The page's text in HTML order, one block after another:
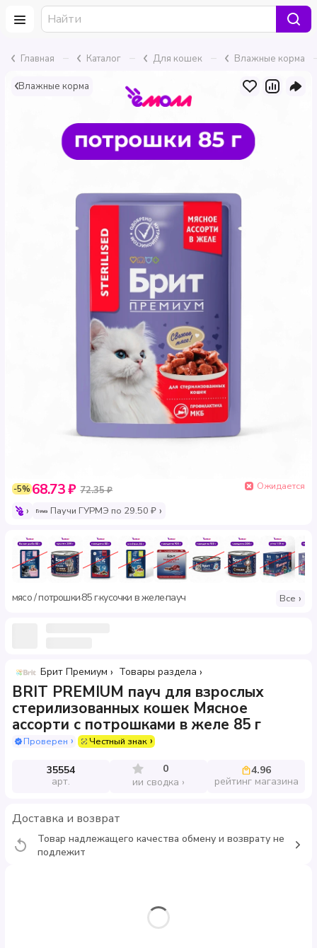
Главная – Каталог – Для кошек – Влажные корма
Влажные корма
-5% 68.73 ₽ 72.35 ₽
Ожидается
Паучи ГУРМЭ по 29.50 ₽
мясо / потрошки·85 г·кусочки в желе·пауч Все
Брит Премиум Товары раздела
BRIT PREMIUM пауч для взрослых
стерилизованных кошек Мясное
ассорти с потрошками в желе 85 г
Проверен Честный знак
35554
арт.
0
ии сводка
4.96
рейтинг магазина
Доставка и возврат
Товар надлежащего качества обмену и возврату не
подлежит